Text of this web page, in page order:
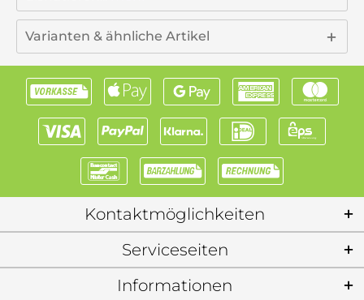
Varianten & ähnliche Artikel
Kontaktmöglichkeiten
Serviceseiten
Informationen